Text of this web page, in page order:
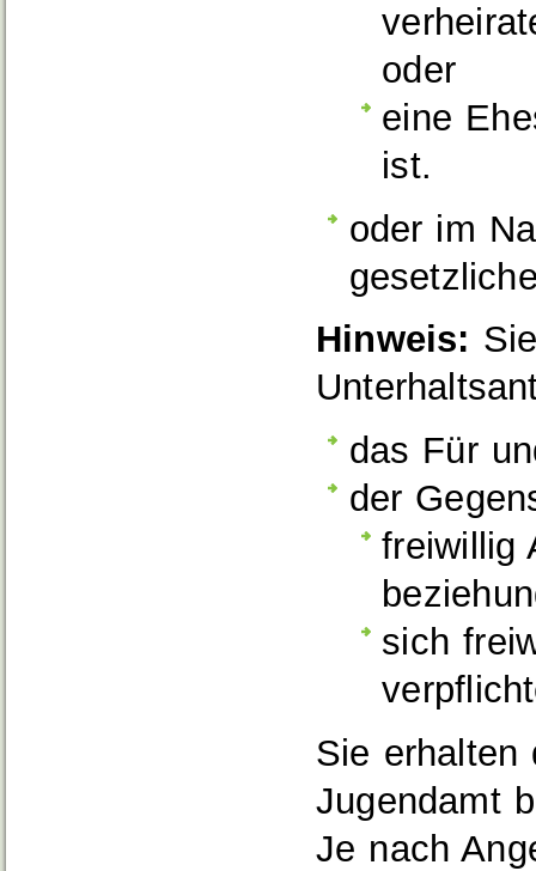
oder
eine
ist.
oder im
Hinweis:
das Für
der
freiwillig
sich
Sie erhalten
Jugendamt
Je nach